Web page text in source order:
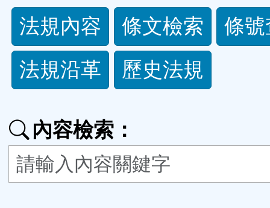
法
規
功
按
鈕
法規內容 條文檢索
條
法規沿革
歷史法規
內容檢索：